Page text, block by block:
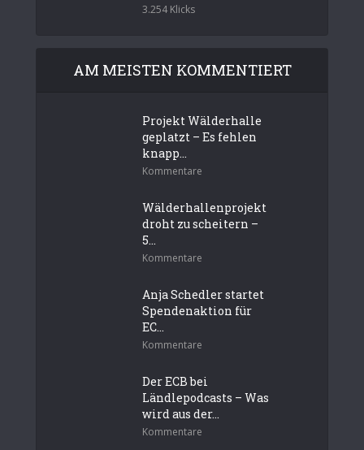
3.254 Klicks
AM MEISTEN KOMMENTIERT
Projekt Wälderhalle
geplatzt – Es fehlen
knapp...
Kommentare
Wälderhallenprojekt
droht zu scheitern –
5...
Kommentare
Anja Schedler startet
Spendenaktion für
EC...
Kommentare
Der ECB bei
Ländlepodcasts – Was
wird aus der...
Kommentare